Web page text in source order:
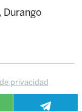
Durango
privacidad